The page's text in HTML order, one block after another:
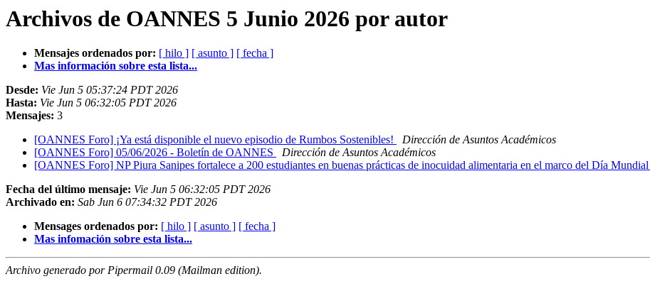
Archivos de OANNES 5 Junio 2026 por autor
Mensajes ordenados por: [ hilo ] [ asunto ] [ fecha ]
Mas información sobre esta lista...
Desde: Vie Jun 5 05:37:24 PDT 2026
Hasta: Vie Jun 5 06:32:05 PDT 2026
Mensajes: 3
[OANNES Foro] ¡Ya está disponible el nuevo episodio de Rumbos Sostenibles!
Dirección de Asuntos Académicos
[OANNES Foro] 05/06/2026 - Boletín de OANNES
Dirección de Asuntos Académicos
[OANNES Foro] NP Piura Sanipes fortalece a 200 estudiantes en buenas prácticas de inocuidad alimentaria en el marco del Día
Fecha del último mensaje: Vie Jun 5 06:32:05 PDT 2026
Archivado en: Sab Jun 6 07:34:32 PDT 2026
Mensages ordenados por: [ hilo ] [ asunto ] [ fecha ]
Mas infomación sobre esta lista...
Archivo generado por Pipermail 0.09 (Mailman edition).